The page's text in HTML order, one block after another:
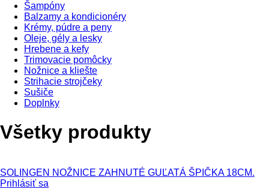
Šampóny
Balzamy a kondicionéry
Krémy, púdre a peny
Oleje, gély a lesky
Hrebene a kefy
Trimovacie pomôcky
Nožnice a kliešte
Strihacie strojčeky
Sušiče
Doplnky
Všetky produkty
SOLINGEN NOŽNICE ZAHNUTÉ GUĽATÁ ŠPIČKA 18CM.
Prihlásiť sa